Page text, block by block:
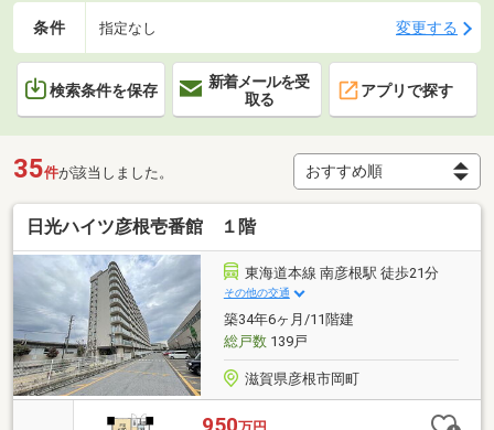
条件 指定なし 変更する
検索条件を保存
新着メールを受
取る
アプリで探す
35件が該当しました。
日光ハイツ彦根壱番館 １階
東海道本線 南彦根駅 徒歩21分
その他の交通
築34年6ヶ月/11階建
総戸数139戸
滋賀県彦根市岡町
950